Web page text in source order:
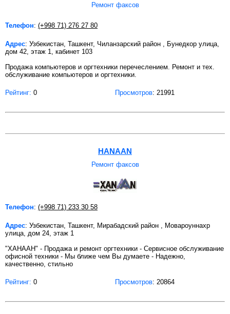
Ремонт факсов
Телефон: (+998 71) 276 27 80
Адрес: Узбекистан, Ташкент, Чиланзарский район , Бунедкор улица,
дом 42, этаж 1, кабинет 103
Продажа компьютеров и оргтехники перечеслением. Ремонт и тех.
обслуживание компьютеров и оргтехники.
Рейтинг: 0 Просмотров: 21991
HANAAN
Ремонт факсов
Телефон: (+998 71) 233 30 58
Адрес: Узбекистан, Ташкент, Мирабадский район , Мовароуннахр
улица, дом 24, этаж 1
"ХАНААН" - Продажа и ремонт оргтехники - Сервисное обслуживание
офисной техники - Мы ближе чем Вы думаете - Надежно,
качественно, стильно
Рейтинг: 0 Просмотров: 20864